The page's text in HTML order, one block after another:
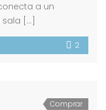
a un
[…]
2
Comprar